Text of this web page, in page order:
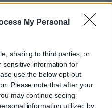
My Personal
sharing to third parties, or
sensitive information for
use the below opt-out
Please note that after your
may continue seeing
information utilized by